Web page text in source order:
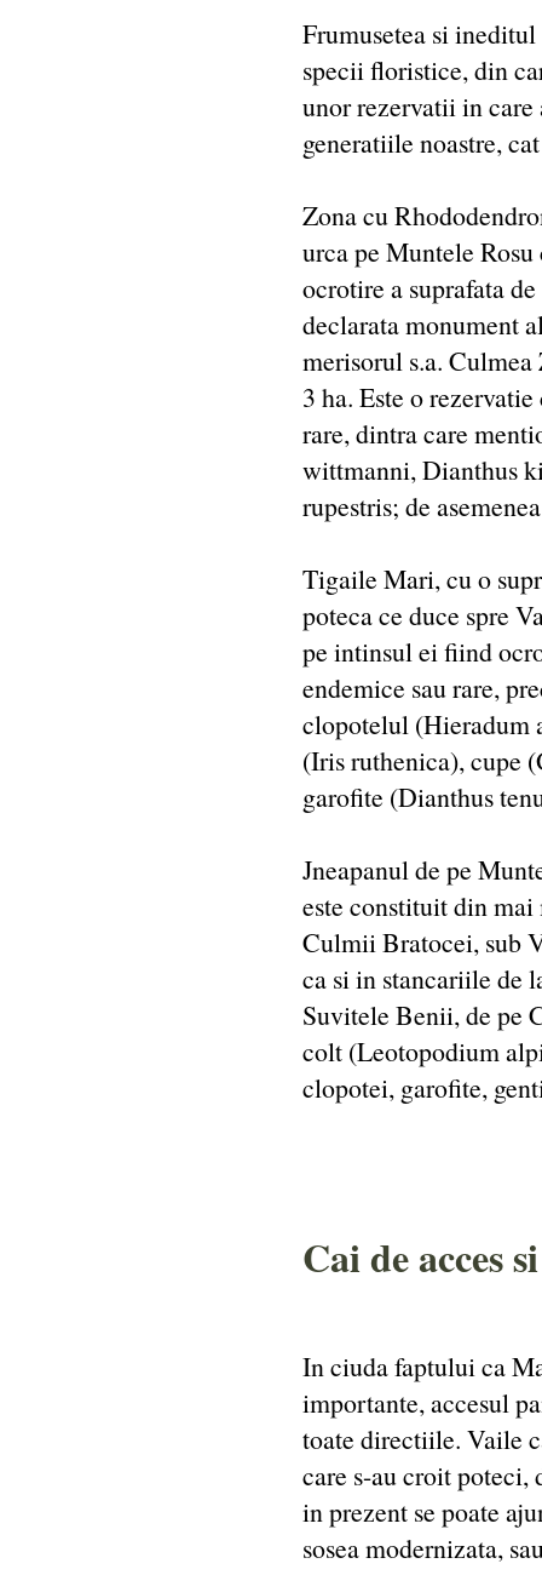
Frumusetea si
specii floristice, din
unor rezervatii in care
generatiile noastre,
Zona cu
urca pe Muntele
ocrotire a suprafata
declarata monument
merisorul s.a.
3 ha. Este o
rare, dintra care
wittmanni, Dianthus
rupestris; de
Tigaile Mari, cu o
poteca ce duce spre
pe intinsul ei fiind
endemice sau rare,
clopotelul (Hieradum
(Iris ruthenica), cupe
garofite (Dianthus
Jneapanul de pe
este constituit din mai
Culmii Bratocei, sub
ca si in stancariile de
Suvitele Benii, de pe
colt (Leotopodium
clopotei, garofite,
Cai de acces
In ciuda faptului ca
importante, accesul
toate directiile. Vaile
care s-au croit poteci,
in prezent se poate
sosea modernizata,